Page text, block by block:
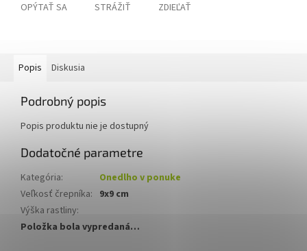
OPÝTAŤ SA STRÁŽIŤ ZDIEĽAŤ
Popis Diskusia
Podrobný popis
Popis produktu nie je dostupný
Dodatočné parametre
Kategória:
Onedlho v ponuke
Veľkosť črepníka: 9x9 cm
Výška rastliny:
Položka bola vypredaná…